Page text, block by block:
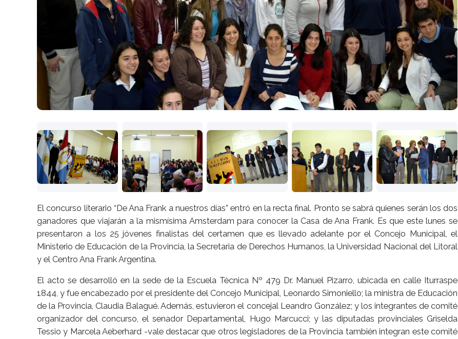
El concurso literario “De Ana Frank a nuestros días” entró en la recta final. Pronto se sabrá quienes serán los dos
ganadores que viajarán a la mismísima Amsterdam para conocer la Casa de Ana Frank. Es que este lunes se
presentaron a los 25 jóvenes finalistas del certamen que es llevado adelante por el Concejo Municipal, el
Ministerio de Educación de la Provincia, la Secretaria de Derechos Humanos, la Universidad Nacional del Litoral
y el Centro Ana Frank Argentina.
El acto se desarrolló en la sede de la Escuela Técnica Nº 479 Dr. Manuel Pizarro, ubicada en calle Iturraspe
1844, y fue encabezado por el presidente del Concejo Municipal, Leonardo Simoniello; la ministra de Educación
de la Provincia, Claudia Balagué. Además, estuvieron el concejal Leandro González; y los integrantes de comité
organizador del concurso, el senador Departamental, Hugo Marcucci; y las diputadas provinciales Griselda
Tessio y Marcela Aeberhard -vale destacar que otros legisladores de la Provincia también integran este comité